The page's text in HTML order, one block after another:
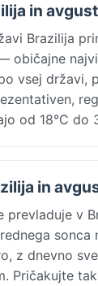
in
Brazilija
običajne
vsej državi,
od 18°C do
in
prevladuje v
sonca
z dnevno
Pričakujte